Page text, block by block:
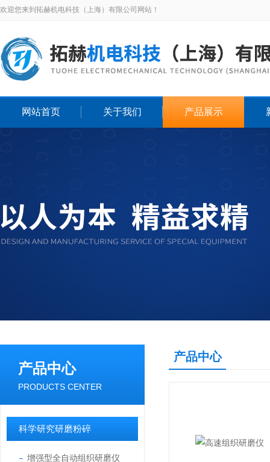
欢迎您来到拓赫机电科技（上海）有限公司网站！
网站首页 关于我们 产品展示
产品中心
PRODUCTS CENTER
科学研究研磨粉碎
增强型全自动组织研磨仪
产品中心